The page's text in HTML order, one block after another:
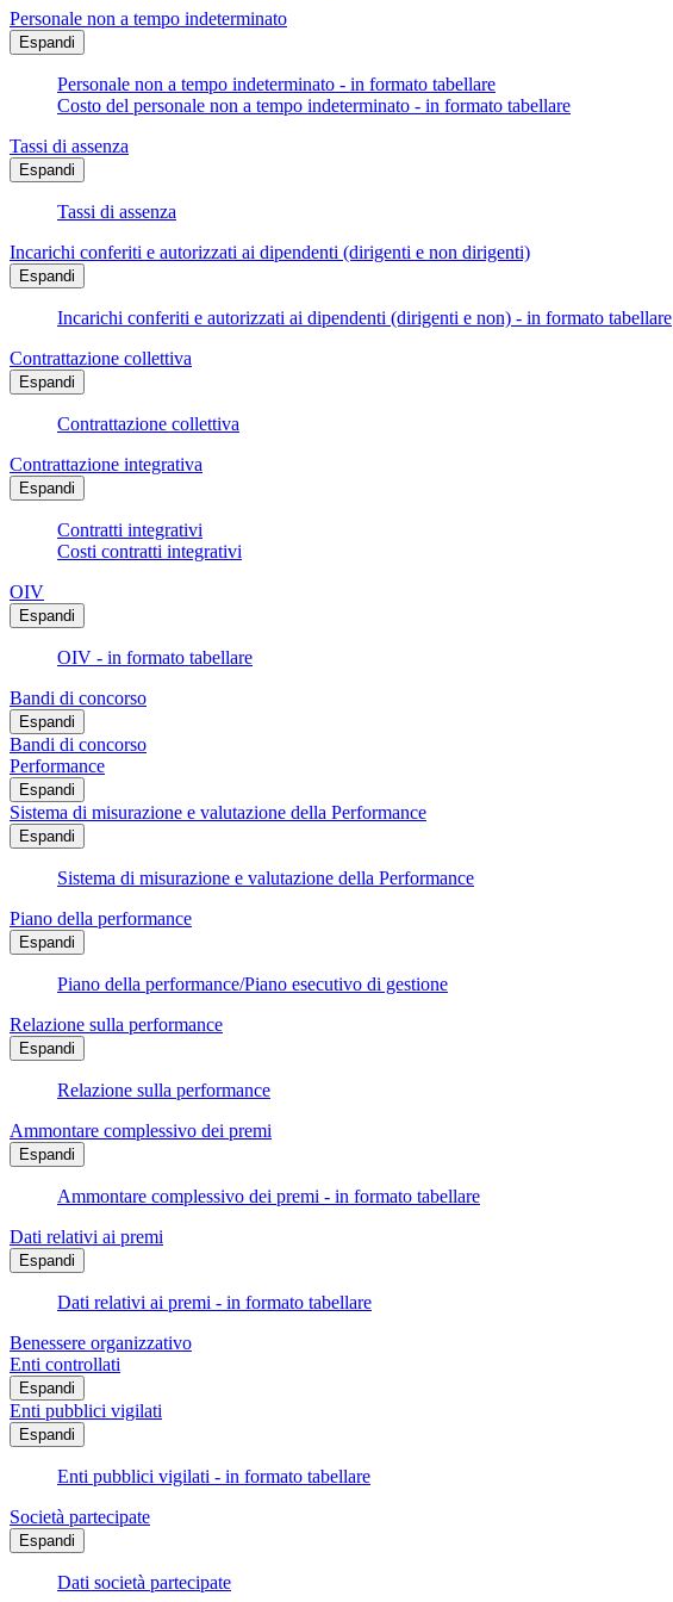
Personale non a tempo indeterminato
Espandi
Personale non a tempo indeterminato - in formato tabellare
Costo del personale non a tempo indeterminato - in formato tabellare
Tassi di assenza
Espandi
Tassi di assenza
Incarichi conferiti e autorizzati ai dipendenti (dirigenti e non dirigenti)
Espandi
Incarichi conferiti e autorizzati ai dipendenti (dirigenti e non) - in formato tabellare
Contrattazione collettiva
Espandi
Contrattazione collettiva
Contrattazione integrativa
Espandi
Contratti integrativi
Costi contratti integrativi
OIV
Espandi
OIV - in formato tabellare
Bandi di concorso
Espandi
Bandi di concorso
Performance
Espandi
Sistema di misurazione e valutazione della Performance
Espandi
Sistema di misurazione e valutazione della Performance
Piano della performance
Espandi
Piano della performance/Piano esecutivo di gestione
Relazione sulla performance
Espandi
Relazione sulla performance
Ammontare complessivo dei premi
Espandi
Ammontare complessivo dei premi - in formato tabellare
Dati relativi ai premi
Espandi
Dati relativi ai premi - in formato tabellare
Benessere organizzativo
Enti controllati
Espandi
Enti pubblici vigilati
Espandi
Enti pubblici vigilati - in formato tabellare
Società partecipate
Espandi
Dati società partecipate